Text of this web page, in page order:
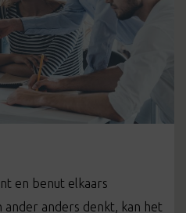
en benut elkaars
ander anders denkt, kan het